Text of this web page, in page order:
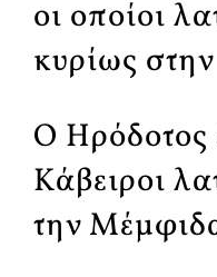
οι οποίοι
κυρίως
Ο Ηρόδοτος
Κάβειροι
την